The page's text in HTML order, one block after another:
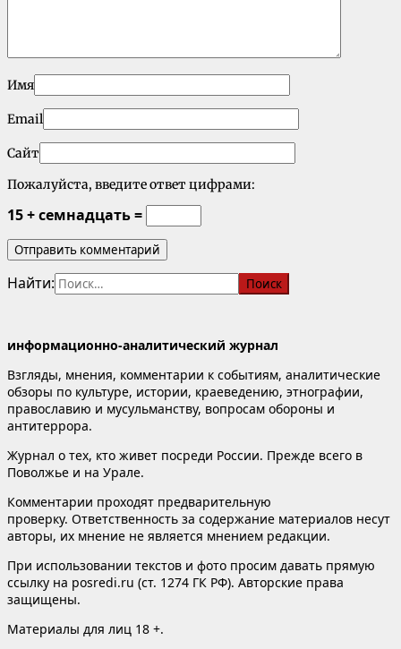
Имя
Email
Сайт
Пожалуйста, введите ответ цифрами:
15 + семнадцать =
Найти:
информационно-аналитический журнал
Взгляды, мнения, комментарии к событиям, аналитические
обзоры по культуре, истории, краеведению, этнографии,
православию и мусульманству, вопросам обороны и
антитеррора.
Журнал о тех, кто живет посреди России. Прежде всего в
Поволжье и на Урале.
Комментарии проходят предварительную
проверку. Ответственность за содержание материалов несут
авторы, их мнение не является мнением редакции.
При использовании текстов и фото просим давать прямую
ссылку на posredi.ru (ст. 1274 ГК РФ). Авторские права
защищены.
Материалы для лиц 18 +.